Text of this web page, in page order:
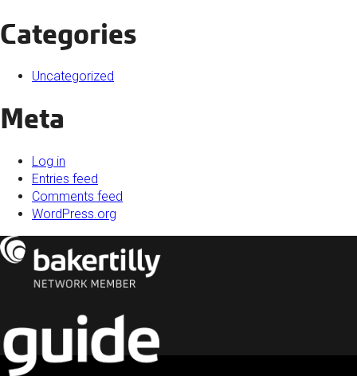
Categories
Uncategorized
Meta
Log in
Entries feed
Comments feed
WordPress.org